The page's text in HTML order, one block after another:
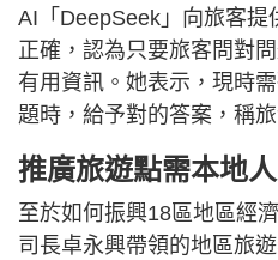
AI「DeepSeek」向旅客提
正確，認為只要旅客問對
有用資訊。她表示，現時
題時，給予對的答案，稱
推廣旅遊點需本地
至於如何振興18區地區經
司長卓永興帶領的地區旅